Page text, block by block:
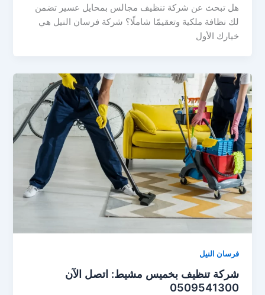
هل تبحث عن شركة تنظيف مجالس بمحايل عسير تضمن
لك نظافة ملكية وتعقيمًا شاملًا؟ شركة فرسان النيل هي
خيارك الأول
فرسان النيل
شركة تنظيف بخميس مشيط: اتصل الآن
0509541300